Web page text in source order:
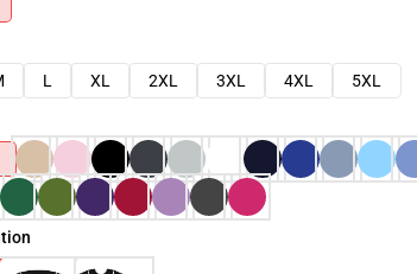
L XL 2XL 3XL 4XL
5XL